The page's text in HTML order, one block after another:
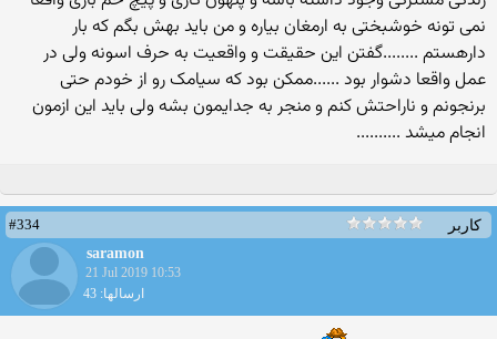
نمی تونه خوشبختی به ارمغان بیاره و من باید بهش بگم که بار
دارهستم ........گفتن این حقیقت و واقعیت به حرف اسونه ولی در
عمل واقعا دشوار بود ......ممکن بود که سیامک رو از خودم حتی
برنجونم و ناراحتش کنم و منجر به جدایمون بشه ولی باید این ازمون
انجام میشد ..........
کاربر
#334
saramon
21 Jul 2019 10:53
ارسالها: 43